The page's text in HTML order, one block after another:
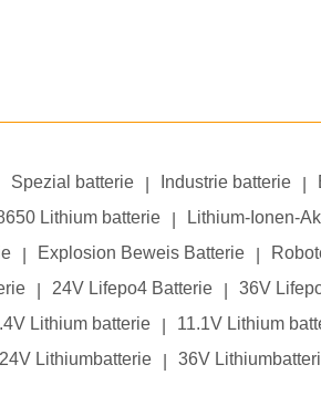
Spezial batterie Industrie batterie
Lithium batterie Lithium-Ionen-
Explosion Beweis Batterie
24V Lifepo4 Batterie 36V
Lithium batterie 11.1V Lithium
24V Lithiumbatterie 36V